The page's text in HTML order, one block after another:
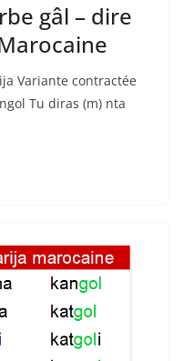
gâl – dire
Variante contractée
Tu diras (m) nta